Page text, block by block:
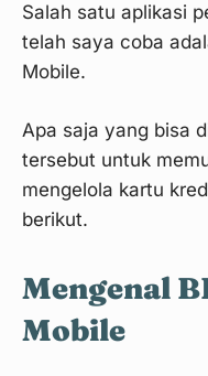
Salah satu aplikasi
telah saya coba
Mobile.
Apa saja yang bisa
tersebut untuk
mengelola kartu
berikut.
Mengenal
Mobile